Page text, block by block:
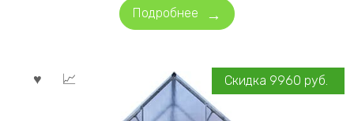
Подробнее
Скидка 9960 руб.